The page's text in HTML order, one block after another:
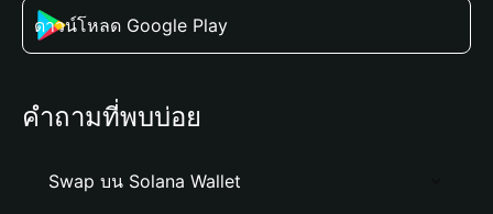
ดาวน์โหลด Google Play
คำถามที่พบบ่อย
Swap บน Solana Wallet